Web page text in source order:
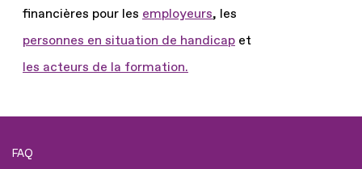
financières pour les employeurs, les
personnes en situation de handicap et
les acteurs de la formation.
FAQ